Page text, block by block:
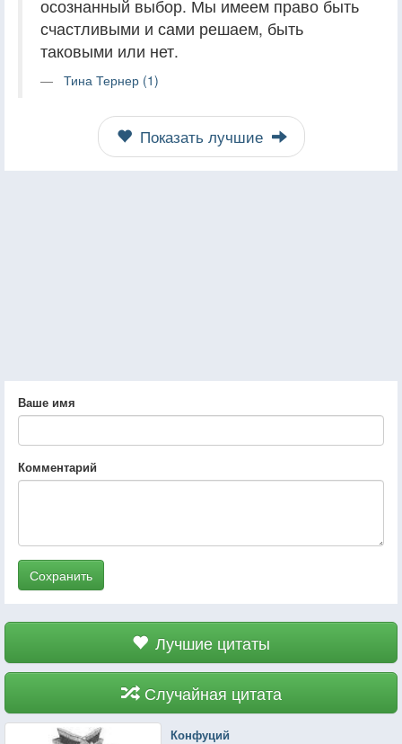
осознанный выбор. Мы имеем право быть
счастливыми и сами решаем, быть
таковыми или нет.
Тина Тернер (1)
Показать лучшие
Ваше имя
Комментарий
Сохранить
Лучшие цитаты
Случайная цитата
Конфуций